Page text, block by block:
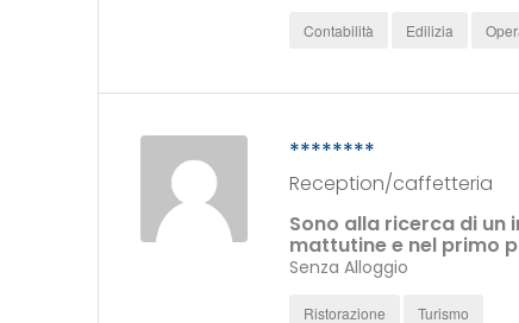
Contabilità Edilizia
********
Reception/caffetteria
Sono alla ricerca di
mattutine e nel primo
Senza Alloggio
Ristorazione Turismo